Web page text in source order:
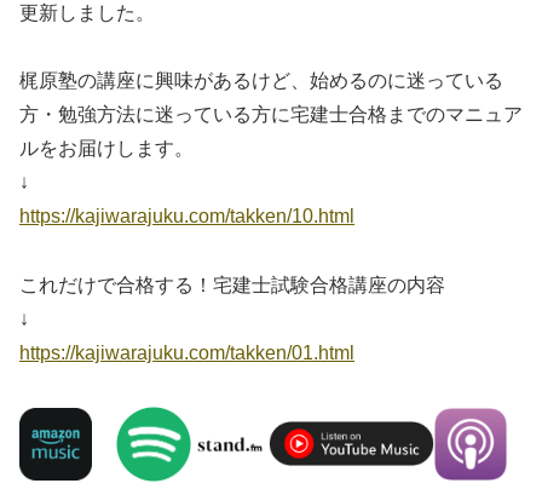
更新しました。
梶原塾の講座に興味があるけど、始めるのに迷っている
方・勉強方法に迷っている方に宅建士合格までのマニュア
ルをお届けします。
↓
https://kajiwarajuku.com/takken/10.html
これだけで合格する！宅建士試験合格講座の内容
↓
https://kajiwarajuku.com/takken/01.html